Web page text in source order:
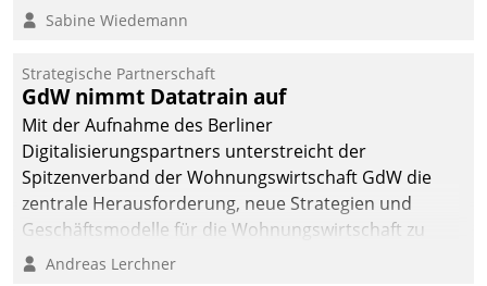
Sabine Wiedemann
Strategische Partnerschaft
GdW nimmt Datatrain auf
Mit der Aufnahme des Berliner
Digitalisierungspartners unterstreicht der
Spitzenverband der Wohnungswirtschaft GdW die
zentrale Herausforderung, neue Strategien und
Geschäftsmodelle für die Wohnungswirtschaft zu
entwickeln.
Andreas Lerchner